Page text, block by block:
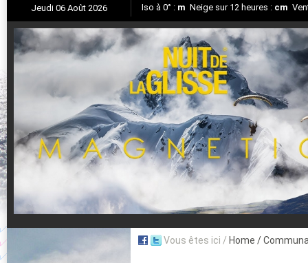
Jeudi 06 Août 2026
Aujourd'hui : T° Min : °C T° Max :°C
Iso à 0° : m Neige sur 12 heures : cm
Suivez en direct l'actualité des stations
Nuit de la Glisse 2018
Vous êtes ici / Home /